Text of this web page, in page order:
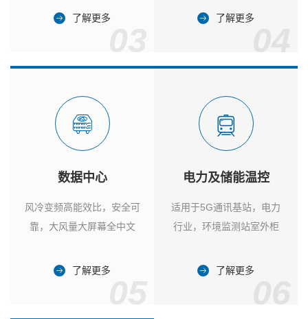
了解更多 了解更多
数据中心
风冷变频高能效比，安全可
靠，大风量大屏幕全中文
了解更多
电力及储能温控
适用于5G通讯基站，电力
行业，环境监测站室外柜
了解更多